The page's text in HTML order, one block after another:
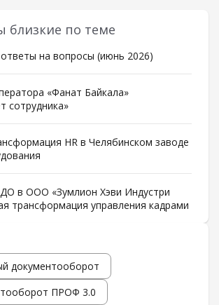
близкие по теме
на вопросы (июнь 2026)
«Фанат Байкала»
сотрудника»
HR в Челябинском заводе
в ООО «Зумлион Хэви Индустри
трансформация управления кадрами
документооборот
ПРОФ 3.0